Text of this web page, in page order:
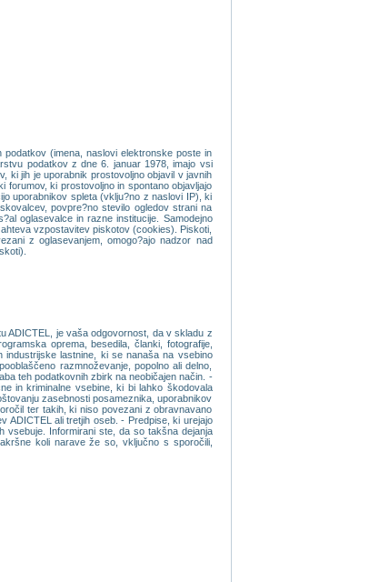
(imena, naslovi elektronske poste in
podatkov z dne 6. januar 1978, imajo vsi
ki jih je uporabnik prostovoljno objavil v javnih
forumov, ki prostovoljno in spontano objavljajo
uporabnikov spleta (vklju?no z naslovi IP), ki
povpre?no stevilo ogledov strani na
oglasevalce in razne institucije. Samodejno
vzpostavitev piskotov (cookies). Piskoti,
z oglasevanjem, omogo?ajo nadzor nad
ADICTEL, je vaša odgovornost, da v skladu z
oprema, besedila, članki, fotografije,
industrijske lastnine, ki se nanaša na vsebino
razmnoževanje, popolno ali delno,
teh podatkovnih zbirk na neobičajen način. -
in kriminalne vsebine, ki bi lahko škodovala
zasebnosti posameznika, uporabnikov
ter takih, ki niso povezani z obravnavano
ADICTEL ali tretjih oseb. - Predpise, ki urejajo
vsebuje. Informirani ste, da so takšna dejanja
koli narave že so, vključno s sporočili,